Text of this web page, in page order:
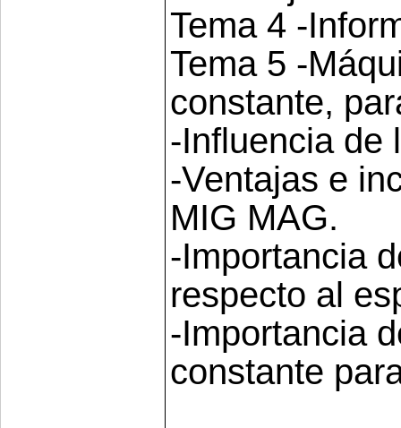
Tema 4 -
Tema 5 -
constante,
-Influencia de
-Ventajas e
MIG MAG.
-Importancia
respecto al
-Importancia
constante